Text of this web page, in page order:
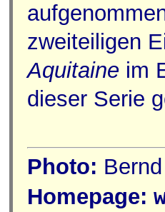
zweiteiligen
Aquitaine im
dieser Serie
Photo:
Homepage: